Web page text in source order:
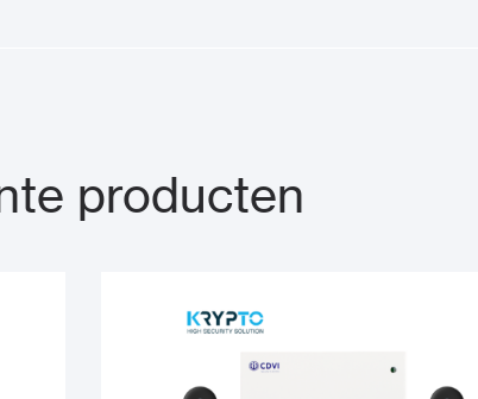
producten